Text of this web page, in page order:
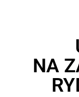
NA